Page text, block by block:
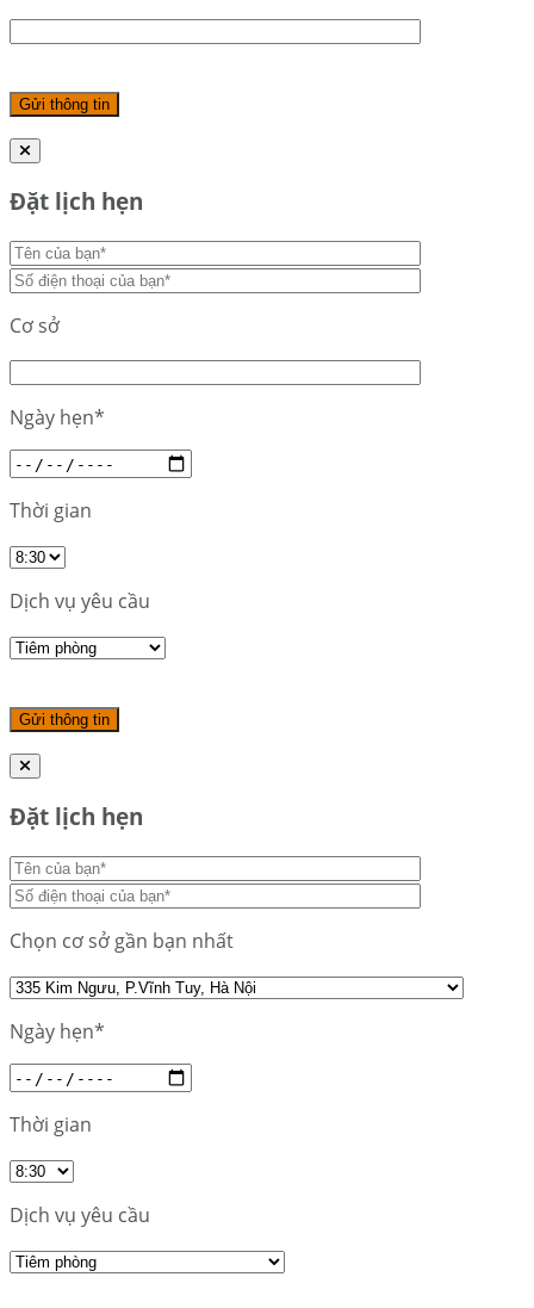
Đặt lịch hẹn
Cơ sở
Ngày hẹn*
Thời gian
Dịch vụ yêu cầu
Đặt lịch hẹn
Chọn cơ sở gần bạn nhất
Ngày hẹn*
Thời gian
Dịch vụ yêu cầu